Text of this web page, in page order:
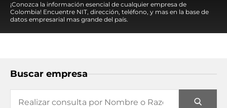
¡Conozca la información esencial de cualquier empresa de
Colombia! Encuentre NIT, dirección, teléfono, y mas en la base de
datos empresarial mas grande del país.
Buscar empresa